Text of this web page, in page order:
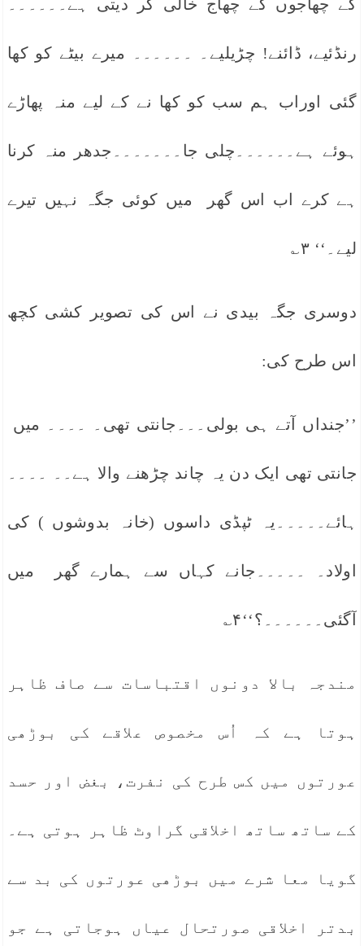
کے چھاجوں کے چھاج خالی کر دیتی ہے۔۔۔۔۔۔
رنڈئیے، ڈائنے! چڑیلیے۔ ۔۔۔۔۔۔ میرے بیٹے کو کھا
گئی اوراب ہم سب کو کھا نے کے لیے منہ پھاڑے
ہوئے ہے۔۔۔۔۔۔چلی جا۔۔۔۔۔۔۔جدھر منہ کرنا
ہے کرے اب اس گھر میں کوئی جگہ نہیں تیرے
لیے۔‘‘ ۳؎
دوسری جگہ بیدی نے اس کی تصویر کشی کچھ
اس طرح کی:
’’جنداں آتے ہی بولی۔۔۔جانتی تھی۔ ۔۔۔۔ میں
جانتی تھی ایک دن یہ چاند چڑھنے والا ہے۔۔ ۔۔۔۔
ہائے۔۔۔۔۔یہ ٹپڈی داسوں (خانہ بدوشوں ) کی
اولاد۔ ۔۔۔۔۔جانے کہاں سے ہمارے گھر میں
آگئی۔۔۔۔۔۔؟‘‘۴؎
مندجہ بالا دونوں اقتباسات سے صاف ظاہر
ہوتا ہے کہ اُس مخصوص علاقے کی بوڑھی
عورتوں میں کس طرح کی نفرت، بغض اور حسد
کے ساتھ ساتھ اخلاقی گراوٹ ظاہر ہوتی ہے۔
گویا معا شرے میں بوڑھی عورتوں کی بد سے
بدتر اخلاقی صورتحال عیاں ہوجاتی ہے جو